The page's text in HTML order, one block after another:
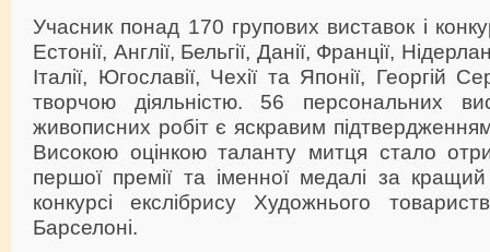
Учасник понад 170 групових виставок і
Естонії, Англії, Бельгії, Данії, Франції,
Італії, Югославії, Чехії та Японії, Георгій
творчою діяльністю. 56 персональних
живописних робіт є яскравим
Високою оцінкою таланту митця стало
першої премії та іменної медалі за
конкурсі екслібрису Художнього
Барселоні.